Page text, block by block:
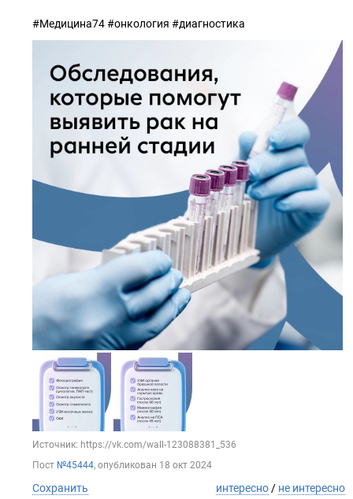
#Медицина74 #онкология #диагностика
Источник: https://vk.com/wall-123088381_536
Пост №45444, опубликован 18 окт 2024
Сохранить интересно / не интересно